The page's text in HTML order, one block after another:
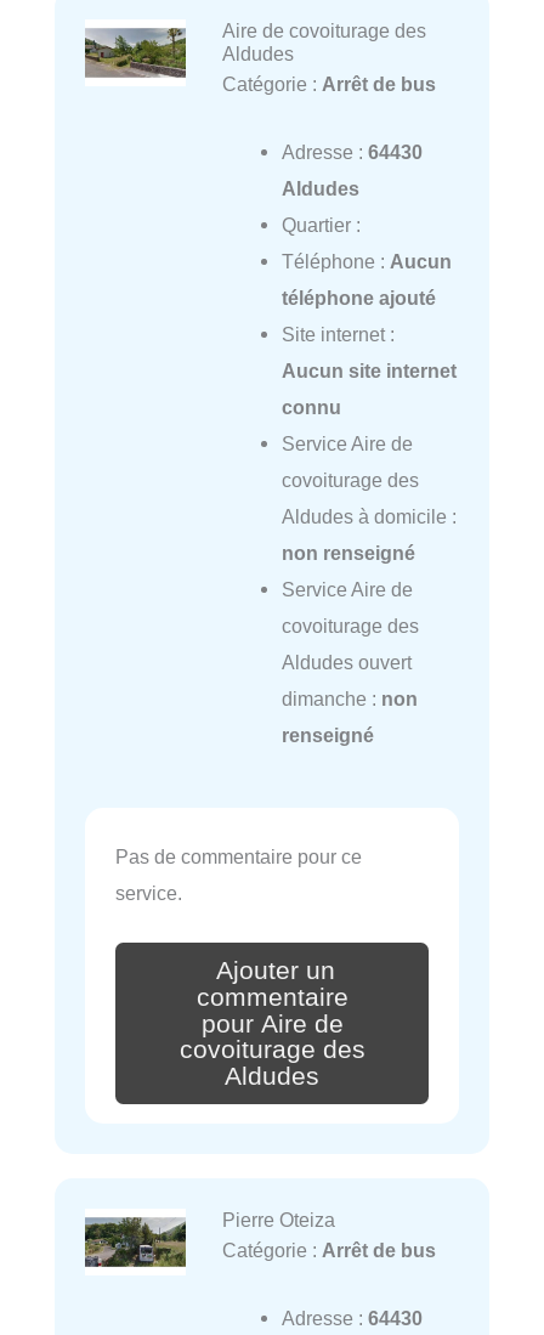
Aire de covoiturage des
Aldudes
Catégorie : Arrêt de bus
Adresse : 64430
Aldudes
Quartier :
Téléphone : Aucun
téléphone ajouté
Site internet :
Aucun site internet
connu
Service Aire de
covoiturage des
Aldudes à domicile :
non renseigné
Service Aire de
covoiturage des
Aldudes ouvert
dimanche : non
renseigné
Pas de commentaire pour ce
service.
Ajouter un
commentaire
pour Aire de
covoiturage des
Aldudes
Pierre Oteiza
Catégorie : Arrêt de bus
Adresse : 64430